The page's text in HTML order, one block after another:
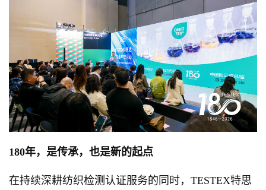
180年，是传承，也是新的起点
在持续深耕纺织检测认证服务的同时，TESTEX特思